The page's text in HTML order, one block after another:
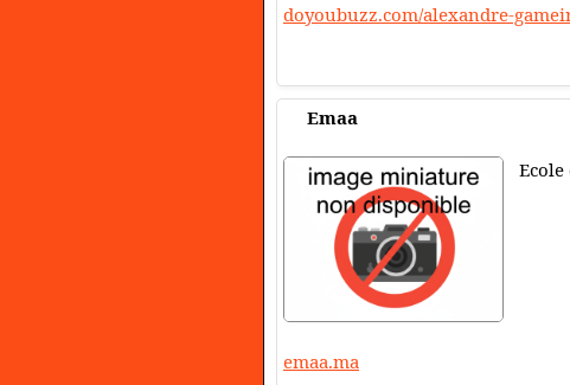
doyoubuzz.com/alexandre-
Emaa
emaa.ma